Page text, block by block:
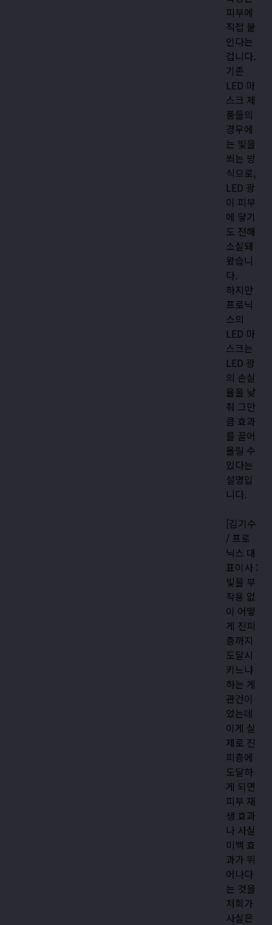
피부에
직접 붙
인다는
겁니다.
기존
LED 마
스크 제
품들의
경우에
는 빛을
쐬는 방
식으로,
LED 광
이 피부
에 닿기
도 전해
소실돼
왔습니
다.
하지만
프로닉
스의
LED 마
스크는
LED 광
의 손실
율을 낮
춰 그만
큼 효과
를 끌어
올릴 수
있다는
설명입
니다.
[김기수
/ 프로
닉스 대
표이사 :
빛을 부
작용 없
이 어떻
게 진피
층까지
도달시
키느냐
하는 게
관건이
었는데
이게 실
제로 진
피층에
도달하
게 되면
피부 재
생 효과
나 사실
미백 효
과가 뛰
어나다
는 것을
저희가
사실은